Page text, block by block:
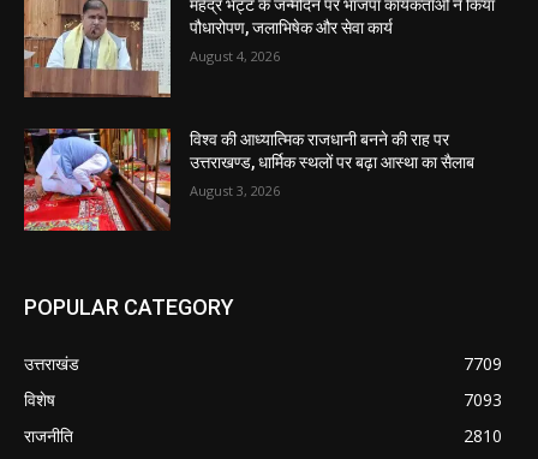
महेंद्र भट्ट के जन्मदिन पर भाजपा कार्यकर्ताओं ने किया
पौधारोपण, जलाभिषेक और सेवा कार्य
August 4, 2026
विश्व की आध्यात्मिक राजधानी बनने की राह पर
उत्तराखण्ड, धार्मिक स्थलों पर बढ़ा आस्था का सैलाब
August 3, 2026
POPULAR CATEGORY
उत्तराखंड
7709
विशेष
7093
राजनीति
2810